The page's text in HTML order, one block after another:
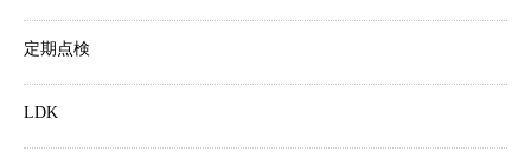
定期点検
LDK